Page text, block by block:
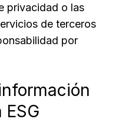
privacidad o las
de terceros
por